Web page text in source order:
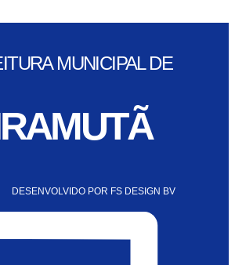
MUNICIPAL DE
DESENVOLVIDO POR FS DESIGN BV